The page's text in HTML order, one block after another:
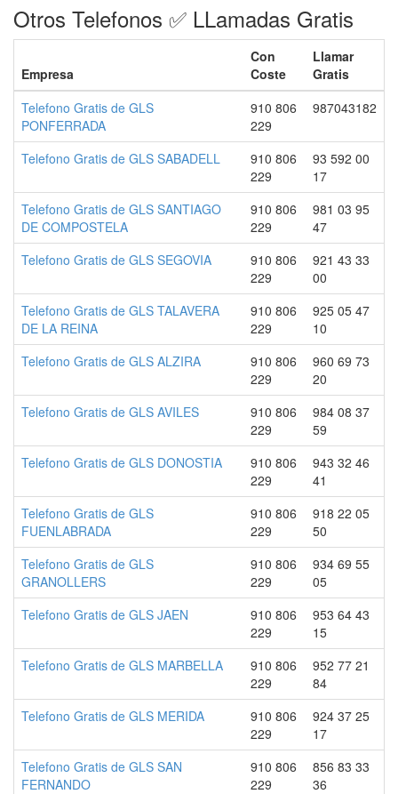
Otros Telefonos ✅ LLamadas Gratis
Empresa
Con
Coste
Llamar
Gratis
Telefono Gratis de GLS
PONFERRADA
910 806
229
987043182
Telefono Gratis de GLS SABADELL
910 806
229
93 592 00
17
Telefono Gratis de GLS SANTIAGO
DE COMPOSTELA
910 806
229
981 03 95
47
Telefono Gratis de GLS SEGOVIA
910 806
229
921 43 33
00
Telefono Gratis de GLS TALAVERA
DE LA REINA
910 806
229
925 05 47
10
Telefono Gratis de GLS ALZIRA
910 806
229
960 69 73
20
Telefono Gratis de GLS AVILES
910 806
229
984 08 37
59
Telefono Gratis de GLS DONOSTIA
910 806
229
943 32 46
41
Telefono Gratis de GLS
FUENLABRADA
910 806
229
918 22 05
50
Telefono Gratis de GLS
GRANOLLERS
910 806
229
934 69 55
05
Telefono Gratis de GLS JAEN
910 806
229
953 64 43
15
Telefono Gratis de GLS MARBELLA
910 806
229
952 77 21
84
Telefono Gratis de GLS MERIDA
910 806
229
924 37 25
17
Telefono Gratis de GLS SAN
FERNANDO
910 806
229
856 83 33
36